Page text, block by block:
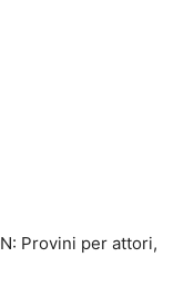
Provini per attori,